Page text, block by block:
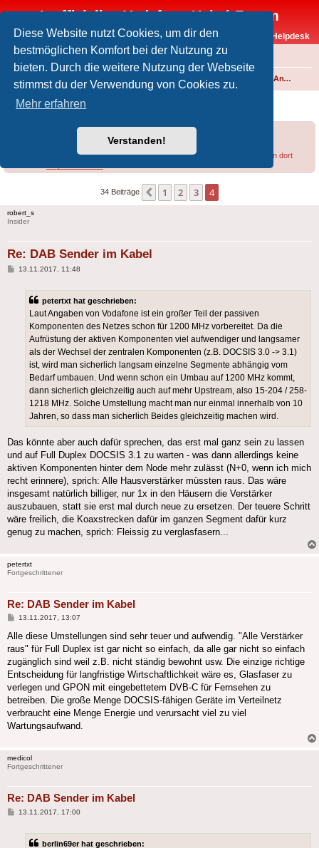
Diese Website nutzt Cookies, um dir den
bestmöglichen Komfort bei der Nutzung zu
bieten. Durch die weitere Nutzung der Webseite
stimmst du der Verwendung von Cookies zu.
Mehr erfahren
Verstanden!
Inoffizielles Vodafone-Kabel-Forum
Vodafone-Kabel-Helpdesk
FAQ
Foren-Übersicht Analoges Angebot
DAB Sender im Kabel
Bei Empfangsproblemen lohnt sich u.U. einBlick in diesen Thread
bzw. in den dort
34 Beiträge Vorherige
1 2 3 4
robert_s
Insider
Re: DAB Sender im Kabel
Beitrag
13.11.2017, 11:48
petertxt hat geschrieben:
Laut Angaben von Vodafone ist ein großer Teil der passiven
Komponenten des Netzes schon für 1200 MHz vorbereitet. Da die
Aufrüstung der aktiven Komponenten viel aufwendiger und langsamer
als der Wechsel der zentralen Komponenten (z.B. DOCSIS 3.0 -> 3.1)
ist, wird man sicherlich langsam einzelne Segmente abhängig vom
Bedarf umbauen. Und wenn schon ein Umbau auf 1200 MHz kommt,
dann sicherlich gleichzeitig auch auf mehr Upstream, also 15-204 / 258-
1218 MHz. Solche Umstellung macht man nur einmal innerhalb von 10
Jahren, so dass man sicherlich Beides gleichzeitig machen wird.
Das könnte aber auch dafür sprechen, das erst mal ganz sein zu lassen
und auf Full Duplex DOCSIS 3.1 zu warten - was dann allerdings keine
aktiven Komponenten hinter dem Node mehr zulässt (N+0, wenn ich mich
recht erinnere), sprich: Alle Hausverstärker müssten raus. Das wäre
insgesamt natürlich billiger, nur 1x in den Häusern die Verstärker
auszubauen, statt sie erst mal durch neue zu ersetzen. Der teuere Schritt
wäre freilich, die Koaxstrecken dafür im ganzen Segment dafür kurz
genug zu machen, sprich: Fleissig zu verglasfasern...
petertxt
Fortgeschrittener
Re: DAB Sender im Kabel
Beitrag
13.11.2017, 13:07
Alle diese Umstellungen sind sehr teuer und aufwendig. "Alle Verstärker
raus" für Full Duplex ist gar nicht so einfach, da alle gar nicht so einfach
zugänglich sind weil z.B. nicht ständig bewohnt usw. Die einzige richtige
Entscheidung für langfristige Wirtschaftlichkeit wäre es, Glasfaser zu
verlegen und GPON mit eingebettetem DVB-C für Fernsehen zu
betreiben. Die große Menge DOCSIS-fähigen Geräte im Verteilnetz
verbraucht eine Menge Energie und verursacht viel zu viel
Wartungsaufwand.
medicol
Fortgeschrittener
Re: DAB Sender im Kabel
Beitrag
13.11.2017, 17:00
berlin69er hat geschrieben: